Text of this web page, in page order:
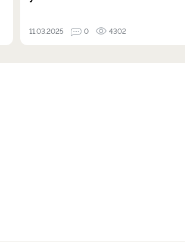
11.03.2025 0 4302